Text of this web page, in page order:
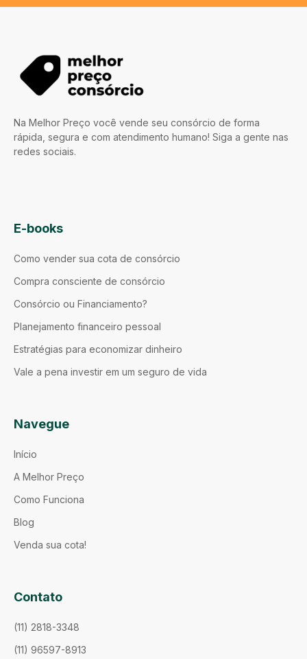
Na Melhor Preço você vende seu consórcio de forma
rápida, segura e com atendimento humano! Siga a gente nas
redes sociais.
E-books
Como vender sua cota de consórcio
Compra consciente de consórcio
Consórcio ou Financiamento?
Planejamento financeiro pessoal
Estratégias para economizar dinheiro
Vale a pena investir em um seguro de vida
Navegue
Início
A Melhor Preço
Como Funciona
Blog
Venda sua cota!
Contato
(11) 2818-3348
(11) 96597-8913